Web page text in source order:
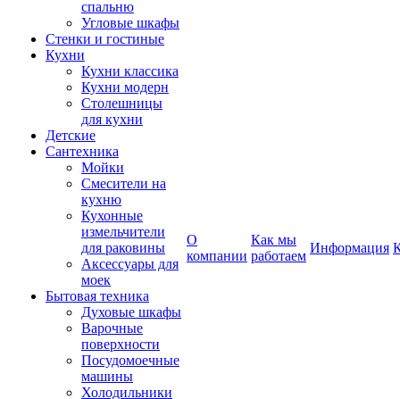
спальню
Угловые шкафы
Стенки и гостиные
Кухни
Кухни классика
Кухни модерн
Столешницы
для кухни
Детские
Сантехника
Мойки
Смесители на
кухню
Кухонные
измельчители
для раковины
Аксессуары для
моек
Бытовая техника
Духовые шкафы
Варочные
поверхности
Посудомоечные
машины
Холодильники
О
компании
Как мы
работаем
Информация